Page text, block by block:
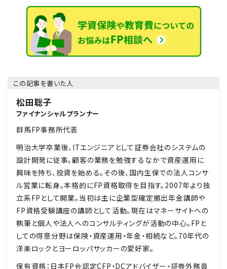
この記事を書いた人
松田聡子
ファイナンシャルプランナー
群馬FP事務所代表
明治大学卒業後、ITエンジニアとして証券会社のシステムの
設計開発に従事。顧客の業務を勉強するなかで資産運用に
興味を持ち、投資を始める。その後、国内生保での法人コンサ
ル営業に転身。本格的にFP資格取得を目指す。2007年より独
立系FPとして開業。当初は主に企業型確定拠出年金講師や
FP資格受験講座の講師として活動。現在はマネーサイトへの
執筆と個人や法人へのコンサルティングが活動の中心。FPと
しての得意分野は保険・資産運用・年金・相続など。70年代の
洋楽ロックとヨーロッパサッカーの愛好家。
保有資格：日本FP会認定CFP・DCアドバイザー・証券外務員